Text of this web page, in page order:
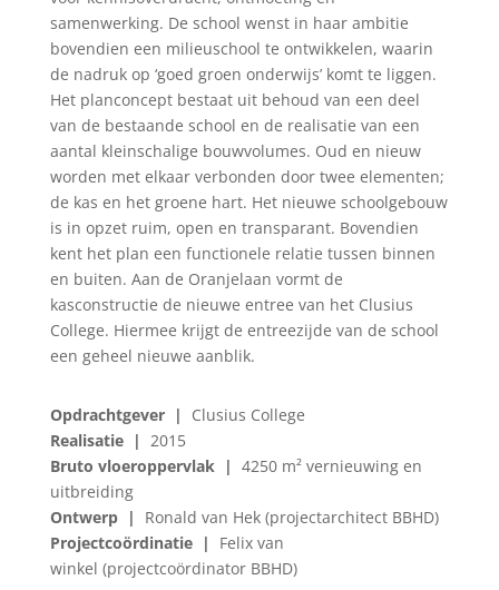
samenwerking. De school wenst in haar ambitie
bovendien een milieuschool te ontwikkelen, waarin
de nadruk op ‘goed groen onderwijs’ komt te liggen.
Het planconcept bestaat uit behoud van een deel
van de bestaande school en de realisatie van een
aantal kleinschalige bouwvolumes. Oud en nieuw
worden met elkaar verbonden door twee elementen;
de kas en het groene hart. Het nieuwe schoolgebouw
is in opzet ruim, open en transparant. Bovendien
kent het plan een functionele relatie tussen binnen
en buiten. Aan de Oranjelaan vormt de
kasconstructie de nieuwe entree van het Clusius
College. Hiermee krijgt de entreezijde van de school
een geheel nieuwe aanblik.
Opdrachtgever |
Clusius College
Realisatie |
2015
Bruto vloeroppervlak | 4250 m² vernieuwing en
uitbreiding
Ontwerp |
Ronald van Hek (projectarchitect BBHD)
Projectcoördinatie |
Felix van
winkel (projectcoördinator BBHD)